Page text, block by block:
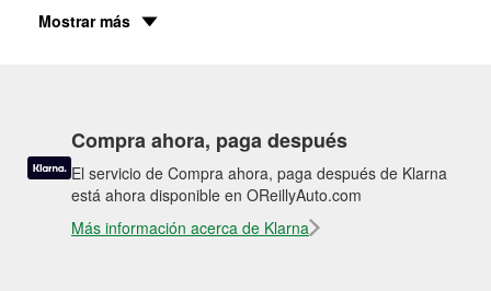
Mostrar más
Compra ahora, paga después
El servicio de Compra ahora, paga después de Klarna
está ahora disponible en OReillyAuto.com
Más información acerca de Klarna